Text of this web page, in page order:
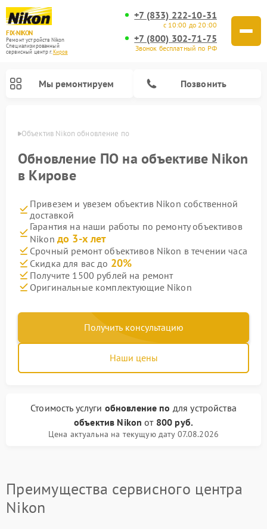
FIX-NIKON
Ремонт устройств Nikon
Специализированный
cервисный центр г.Киров
+7 (833) 222-10-31
с 10:00 до 20:00
+7 (800) 302-71-75
Звонок бесплатный по РФ
Мы ремонтируем Позвонить
Объектив Nikon обновление по
Обновление ПО на объективе Nikon
в Кирове
Привезем и увезем объектив Nikon собственной
доставкой
Гарантия на наши работы по ремонту объективов
Nikon до 3-х лет
Срочный ремонт объективов Nikon в течении часа
Скидка для вас до 20%
Получите 1500 рублей на ремонт
Оригинальные комплектующие Nikon
Получить консультацию
Наши цены
Стоимость услуги обновление по для устройства
объектив Nikon от 800 руб.
Цена актуальна на текущую дату 07.08.2026
Преимущества сервисного центра
Nikon